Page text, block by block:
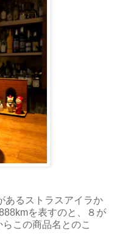
あるストラスアイラか
を表すのと、８が
この商品名とのこ